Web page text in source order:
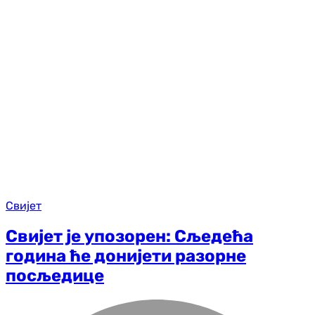
Свијет
Свијет је упозорен: Сљедећа
година ће донијети разорне
посљедице